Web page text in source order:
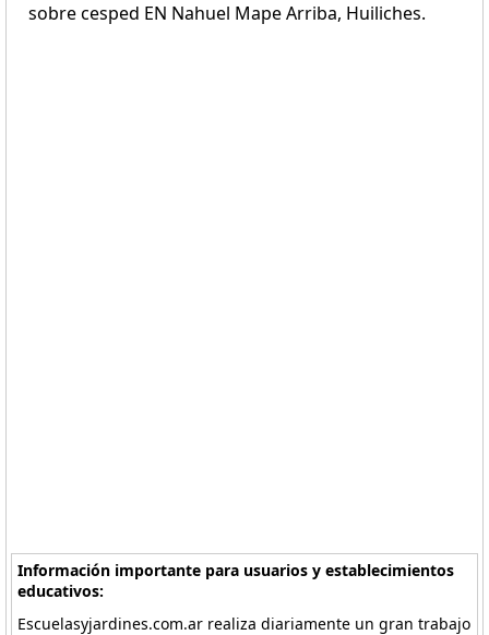
sobre cesped EN Nahuel Mape Arriba, Huiliches.
Información importante para usuarios y establecimientos
educativos:
Escuelasyjardines.com.ar realiza diariamente un gran trabajo